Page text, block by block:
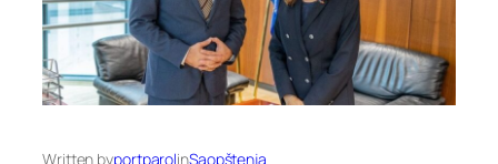
Written byportparolinSaopštenja